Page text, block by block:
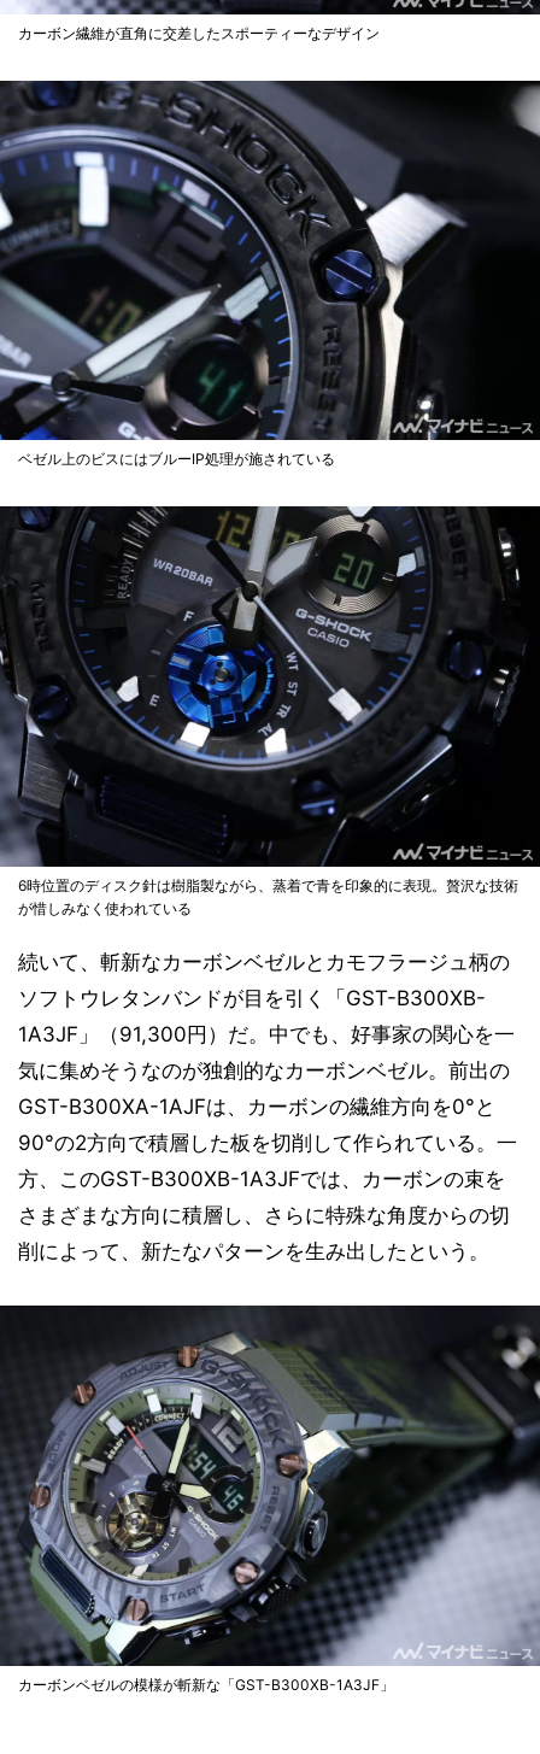
カーボン繊維が直角に交差したスポーティーなデザイン
ベゼル上のビスにはブルーIP処理が施されている
6時位置のディスク針は樹脂製ながら、蒸着で青を印象的に表現。贅沢な技術
が惜しみなく使われている
続いて、斬新なカーボンベゼルとカモフラージュ柄の
ソフトウレタンバンドが目を引く「GST-B300XB-
1A3JF」（91,300円）だ。中でも、好事家の関心を一
気に集めそうなのが独創的なカーボンベゼル。前出の
GST-B300XA-1AJFは、カーボンの繊維方向を0°と
90°の2方向で積層した板を切削して作られている。一
方、このGST-B300XB-1A3JFでは、カーボンの束を
さまざまな方向に積層し、さらに特殊な角度からの切
削によって、新たなパターンを生み出したという。
カーボンベゼルの模様が斬新な「GST-B300XB-1A3JF」